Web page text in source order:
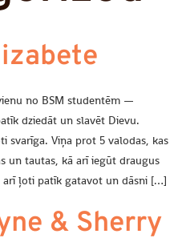
no BSM studentēm —
dziedāt un slavēt Dievu.
svarīga. Viņa prot 5 valodas, kas
un tautas, kā arī iegūt draugus
arī ļoti patīk gatavot un dāsni […]
& Sherry